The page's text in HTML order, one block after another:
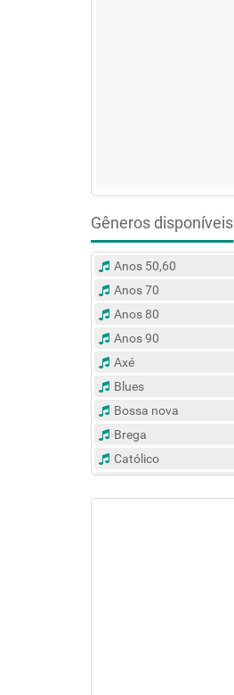
Gêneros disponíveis
Anos 50,60
Anos 70
Anos 80
Anos 90
Axé
Blues
Bossa nova
Brega
Católico